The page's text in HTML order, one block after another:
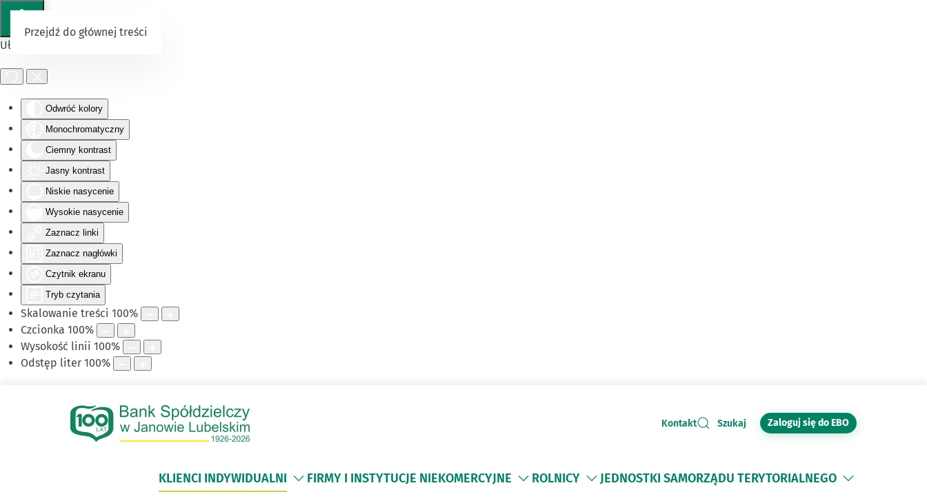
Ułatwienia dostępu
Odwróć kolory
Monochromatyczny
Ciemny kontrast
Jasny kontrast
Niskie nasycenie
Wysokie nasycenie
Zaznacz linki
Zaznacz nagłówki
Czytnik ekranu
Tryb czytania
Skalowanie treści 100%
Czcionka 100%
Wysokość linii 100%
Odstęp liter 100%
Przejdź do głównej treści
Kontakt Szukaj Zaloguj się do EBO
KLIENCI INDYWIDUALNI FIRMY I INSTYTUCJE NIEKOMERCYJNE ROLNICY JEDNOSTKI SAMORZĄDU TERYTORIALNEGO